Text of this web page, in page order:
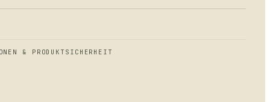
& PRODUKTSICHERHEIT